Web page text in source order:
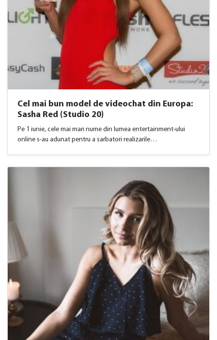
Cel mai bun model de videochat din Europa:
Sasha Red (Studio 20)
Pe 1 iunie, cele mai mari nume din lumea entertainment-ului
online s-au adunat pentru a sarbatori realizarile…